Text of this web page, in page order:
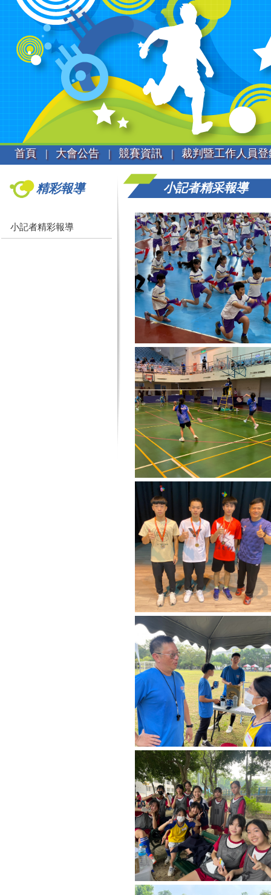
首頁 | 大會公告 | 競賽資訊 | 裁判暨工作人員
精彩報導
小記者精彩報導
小記者精采報導